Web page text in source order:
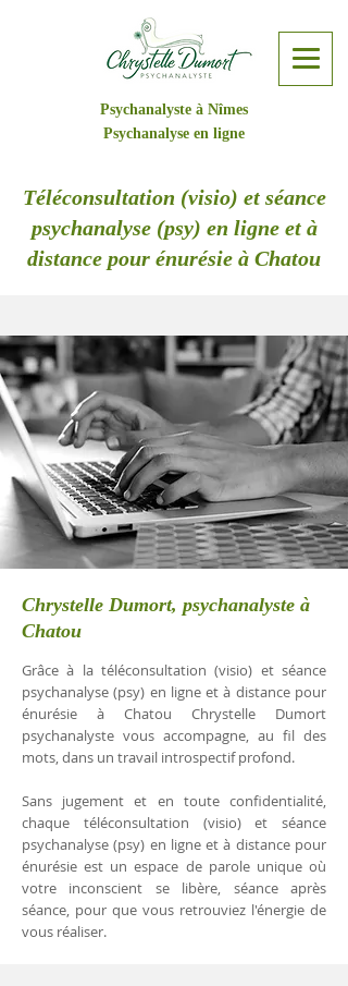
Psychanalyste à Nîmes
Psychanalyse en ligne
Téléconsultation (visio) et séance
psychanalyse (psy) en ligne et à
distance pour énurésie à Chatou
Chrystelle Dumort, psychanalyste à
Chatou
Grâce à la téléconsultation (visio) et séance
psychanalyse (psy) en ligne et à distance pour
énurésie à Chatou Chrystelle Dumort
psychanalyste vous accompagne, au fil des
mots, dans un travail introspectif profond.
Sans jugement et en toute confidentialité,
chaque téléconsultation (visio) et séance
psychanalyse (psy) en ligne et à distance pour
énurésie est un espace de parole unique où
votre inconscient se libère, séance après
séance, pour que vous retrouviez l'énergie de
vous réaliser.